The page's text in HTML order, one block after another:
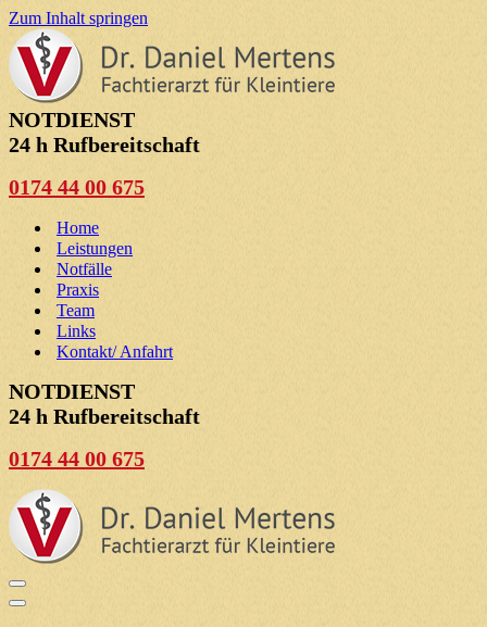
Zum Inhalt springen
NOTDIENST
24 h Rufbereitschaft
0174 44 00 675
Home
Leistungen
Notfälle
Praxis
Team
Links
Kontakt/ Anfahrt
NOTDIENST
24 h Rufbereitschaft
0174 44 00 675
Navigationsmenü
Navigationsmenü